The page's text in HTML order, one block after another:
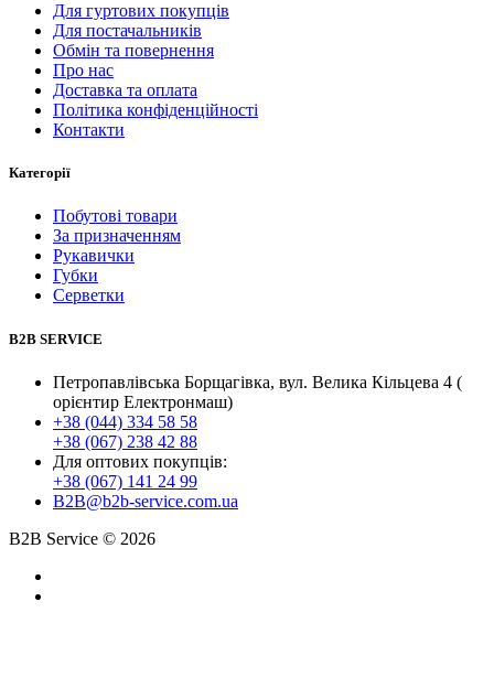
Для гуртових покупців
Для постачальників
Обмін та повернення
Про нас
Доставка та оплата
Політика конфіденційності
Контакти
Категорії
Побутові товари
За призначенням
Рукавички
Губки
Серветки
B2B SERVICE
Петропавлівська Борщагівка, вул. Велика Кільцева 4 (
орієнтир Електронмаш)
+38 (044) 334 58 58
+38 (067) 238 42 88
Для оптових покупців:
+38 (067) 141 24 99
B2B@b2b-service.com.ua
B2B Service © 2026